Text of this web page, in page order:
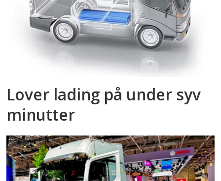
Lover lading på under syv
minutter